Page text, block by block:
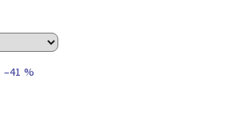
–41 %